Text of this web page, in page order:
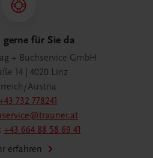
für Sie da
+ Buchservice GmbH
14 | 4020 Linz
Austria
732 778241
+43 664 88 58 69 41
erfahren